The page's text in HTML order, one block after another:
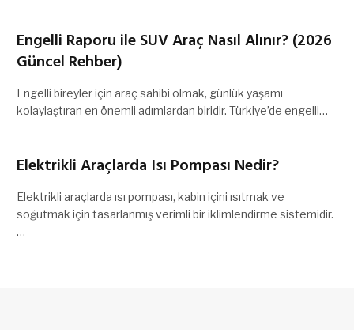
Engelli Raporu ile SUV Araç Nasıl Alınır? (2026
Güncel Rehber)
Engelli bireyler için araç sahibi olmak, günlük yaşamı
kolaylaştıran en önemli adımlardan biridir. Türkiye’de engelli…
Elektrikli Araçlarda Isı Pompası Nedir?
Elektrikli araçlarda ısı pompası, kabin içini ısıtmak ve
soğutmak için tasarlanmış verimli bir iklimlendirme sistemidir.
…